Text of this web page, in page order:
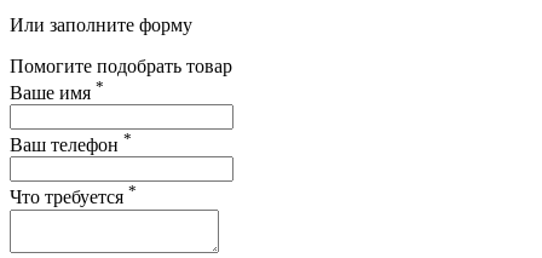
Или заполните форму
Помогите подобрать товар
Ваше имя *
Ваш телефон *
Что требуется *